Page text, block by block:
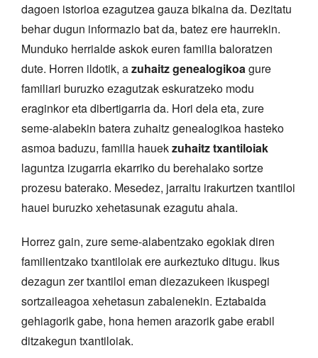
dagoen istorioa ezagutzea gauza bikaina da. Dezitatu
behar dugun informazio bat da, batez ere haurrekin.
Munduko herrialde askok euren familia baloratzen
dute. Horren ildotik, azuhaitz genealogikoagure
familiari buruzko ezagutzak eskuratzeko modu
eraginkor eta dibertigarria da. Hori dela eta, zure
seme-alabekin batera zuhaitz genealogikoa hasteko
asmoa baduzu, familia hauekzuhaitz txantiloiak
laguntza izugarria ekarriko du berehalako sortze
prozesu baterako. Mesedez, jarraitu irakurtzen txantiloi
hauei buruzko xehetasunak ezagutu ahala.
Horrez gain, zure seme-alabentzako egokiak diren
familientzako txantiloiak ere aurkeztuko ditugu. Ikus
dezagun zer txantiloi eman diezazukeen ikuspegi
sortzaileagoa xehetasun zabalenekin. Eztabaida
gehiagorik gabe, hona hemen arazorik gabe erabil
ditzakegun txantiloiak.